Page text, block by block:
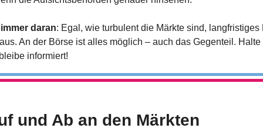
daran: Egal, wie turbulent die Märkte sind, langfristiges
An der Börse ist alles möglich – auch das Gegenteil. Halte
informiert!
und Ab an den Märkten